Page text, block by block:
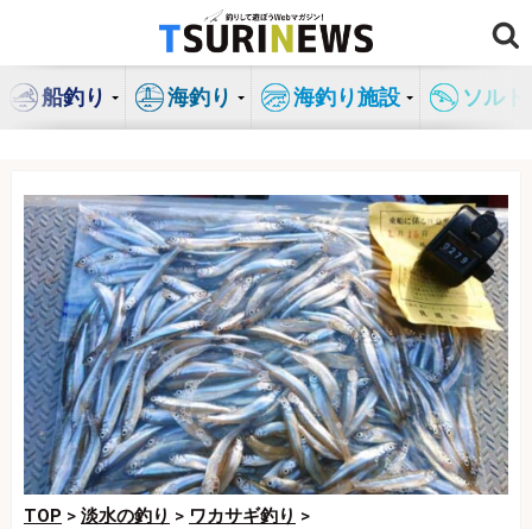
ン
船釣り 海釣り 海釣り施設 ソル
TOP > 淡水の釣り > ワカサギ釣り >